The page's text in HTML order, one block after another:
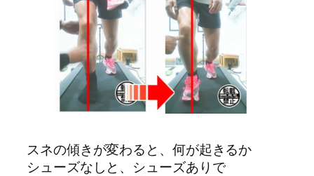
スネの傾きが変わると、何が起きるか
シューズなしと、シューズありで